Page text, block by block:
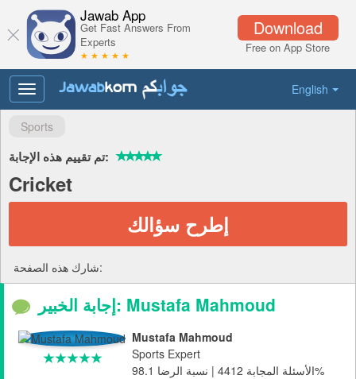
Download
Free on App Store
Jawab App
Get Fast Answers From
Experts
★ ★ ★ ★ ★
English
Toggle
navigation
Sports
تم تقييم هذه الإجابة:
Cricket
إطرح سؤالك
شارك هذه الصفحة:
إجابة الخبير: Mustafa Mahmoud
Mustafa Mahmoud
Sports Expert
الأسئلة المجابة 4412 | نسبة الرضا 98.1%